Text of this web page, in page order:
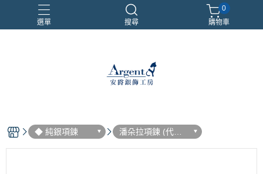
選單 搜尋
扁鍊 照片項鍊
0
購物車
◆ 純銀項鍊
潘朵拉項鍊 (代印
照片刻字刻圖請選
加購品並LINE客服)